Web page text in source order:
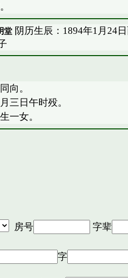
堂阴历生辰：1894年1月24
向。
三日午时殁。
一女。
房号
字辈
字